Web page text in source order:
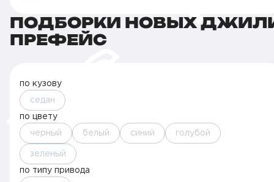
ПОДБОРКИ НОВЫХ
ПРЕФЕЙС
по кузову
седан
по цвету
черный белый синий голубой
зеленый
по типу привода